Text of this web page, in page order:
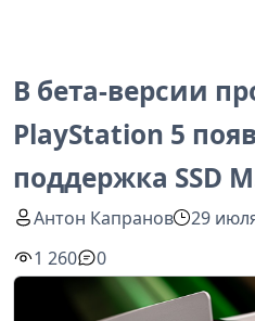
В бета-версии
PlayStation 5
поддержка SSD
Антон Капранов
29
1 260
0